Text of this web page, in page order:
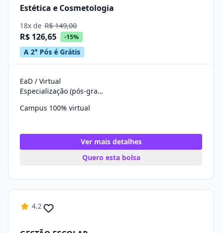
Estética e Cosmetologia
18x de R$ 149,00
R$ 126,65 -15%
A 2° Pós é Grátis
EaD / Virtual
Especialização (pós-graduação)
Campus 100% virtual
Ver mais detalhes
Quero esta bolsa
4.2